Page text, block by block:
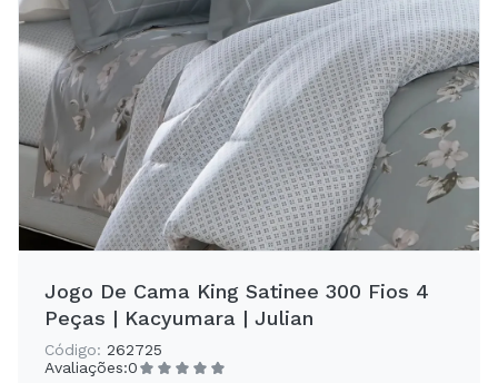
Jogo De Cama King Satinee 300 Fios 4
Peças | Kacyumara | Julian
Código: 262725
Avaliações:0